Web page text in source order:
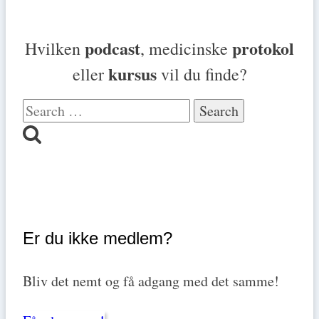
Hvilkenpodcast, medicinske protokol
ellerkursusvil du finde?
Search
for:
Er du ikke medlem?
Bliv det nemt og få adgang med det samme!